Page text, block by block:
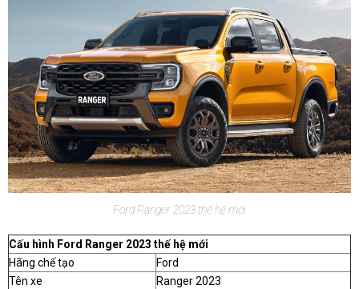
Ford Ranger 2023 thế hệ mới
Cấu hình Ford Ranger 2023 thế hệ mới
Hãng chế tạo
Ford
Tên xe
Ranger 2023